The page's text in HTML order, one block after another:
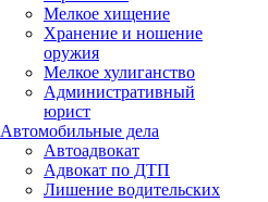
Мелкое хищение
Хранение и ношение
оружия
Мелкое хулиганство
Административный
юрист
Автомобильные дела
Автоадвокат
Адвокат по ДТП
Лишение водительских